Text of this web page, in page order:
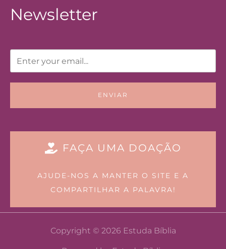
Newsletter
ENVIAR
FAÇA UMA DOAÇÃO
AJUDE-NOS A MANTER O SITE E A
COMPARTILHAR A PALAVRA!
Copyright © 2026 Estuda Bíblia